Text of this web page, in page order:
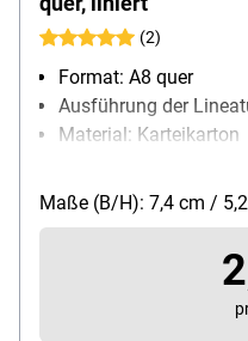
(2)
Format: A8 quer
Ausführung der
Material: Karteikarton
Packungsmenge: 100
Maße (B/H): 7,4 cm /